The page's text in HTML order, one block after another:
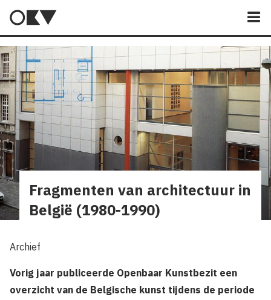
Fragmenten van architectuur in
België (1980-1990)
Archief
Vorig jaar publiceerde Openbaar Kunstbezit een
overzicht van de Belgische kunst tijdens de periode